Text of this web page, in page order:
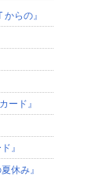
からの』
ード』
』
休み』